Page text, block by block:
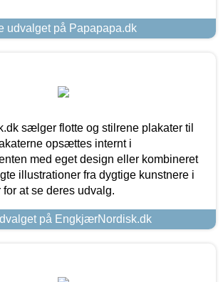
udvalget på Papapapa.dk
sælger flotte og stilrene plakater til
opsættes internt i
med eget design eller kombineret
illustrationer fra dygtige kunstnere i
at se deres udvalg.
på EngkjærNordisk.dk